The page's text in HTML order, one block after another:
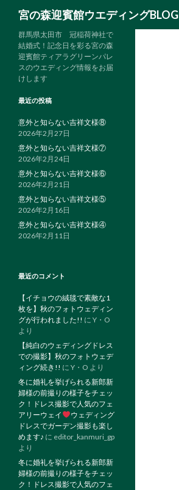
宮の森迎賓館ウエディングBLOG
群馬県太田市 冠稲荷神社で
結婚式！記念日を彩る宮の森
迎賓館ティアラグリーンパレ
スのウエディング情報をお届
けします
最近の投稿
意外と知らない吉祥文様⑧
2026年2月27日
意外と知らない吉祥文様⑦
2026年2月24日
意外と知らない吉祥文様⑥
2026年2月21日
意外と知らない吉祥文様⑤
2026年2月16日
意外と知らない吉祥文様④
2026年2月11日
最近のコメント
【イチョウの絨毯で素敵な1
枚を】秋のフォトウェディン
グが行われました!! に Y・O
より
【純白のウェディングドレス
での撮影】秋のフォトウェデ
ィング続き!! に Y・O より
冬に婚礼を挙げられる新郎新
婦様の前撮りの様子をチェッ
ク！ドレス撮影で人気のフェ
アリーウェイ
ウェディング
ドレスでガーデン撮影も楽し
めます♪ に editor_kanmuri_gp
より
冬に婚礼を挙げられる新郎新
婦様の前撮りの様子をチェッ
ク！ドレス撮影で人気のフェ